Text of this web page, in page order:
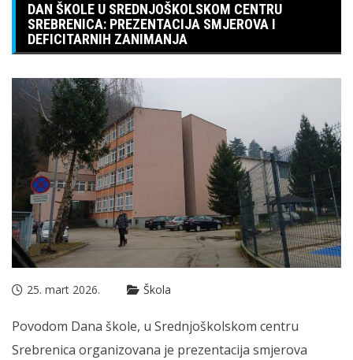
DAN ŠKOLE U SREDNJOŠKOLSKOM CENTRU
SREBRENICA: PREZENTACIJA SMJEROVA I
DEFICITARNIH ZANIMANJA
25. mart 2026. Škola
Povodom Dana škole, u Srednjoškolskom centru
Srebrenica organizovana je prezentacija smjerova